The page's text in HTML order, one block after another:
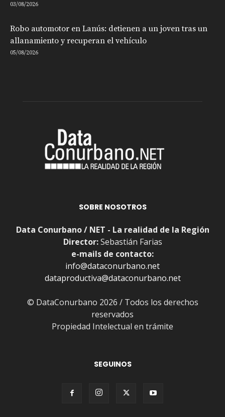
03/08/2026
Robo automotor en Lanús: detienen a un joven tras un
allanamiento y recuperan el vehículo
05/08/2026
SOBRE NOSOTROS
Data Conurbano / NET - La realidad de la Región
Director:Sebastián Farias
e-mails de contacto:
info@dataconurbano.net
dataproductiva@dataconurbano.net
© DataConurbano 2026 / Todos los derechos
reservados
Propiedad Intelectual en trámite
SEGUINOS